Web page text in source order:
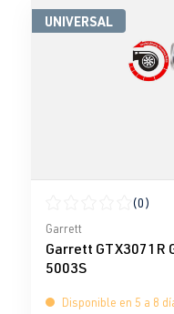
UNIVERSAL
Calificación
(0)
Garrett
Garrett GTX3071R
5003S
Disponible en 5 a 8